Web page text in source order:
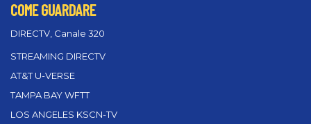
COME GUARDARE
DIRECTV, Canale 320
STREAMING DIRECTV
AT&T U-VERSE
TAMPA BAY WFTT
LOS ANGELES KSCN-TV